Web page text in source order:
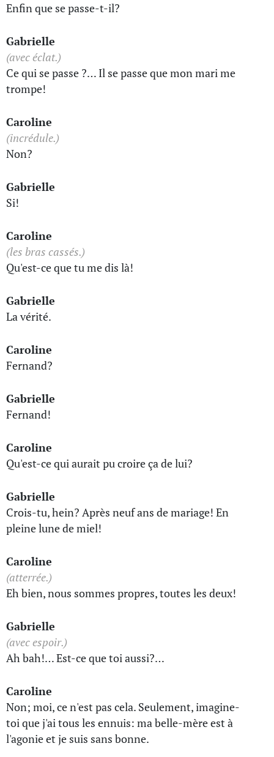
Enfin que se passe-t-il?
Gabrielle
(avec éclat.)
Ce qui se passe ?… Il se passe que mon mari me
trompe!
Caroline
(incrédule.)
Non?
Gabrielle
Si!
Caroline
(les bras cassés.)
Qu'est-ce que tu me dis là!
Gabrielle
La vérité.
Caroline
Fernand?
Gabrielle
Fernand!
Caroline
Qu'est-ce qui aurait pu croire ça de lui?
Gabrielle
Crois-tu, hein? Après neuf ans de mariage! En
pleine lune de miel!
Caroline
(atterrée.)
Eh bien, nous sommes propres, toutes les deux!
Gabrielle
(avec espoir.)
Ah bah!… Est-ce que toi aussi?…
Caroline
Non; moi, ce n'est pas cela. Seulement, imagine-
toi que j'ai tous les ennuis: ma belle-mère est à
l'agonie et je suis sans bonne.